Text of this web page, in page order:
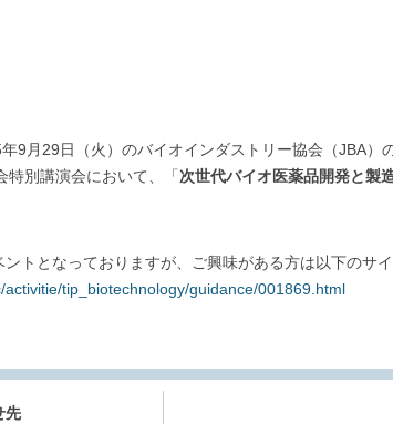
9月29日（火）のバイオインダストリー協会（JBA）
別講演会において、「次世代バイオ医薬品開発と製
トとなっておりますが、ご興味がある方は以下のサイ
tip_biotechnology/guidance/001869.html
先